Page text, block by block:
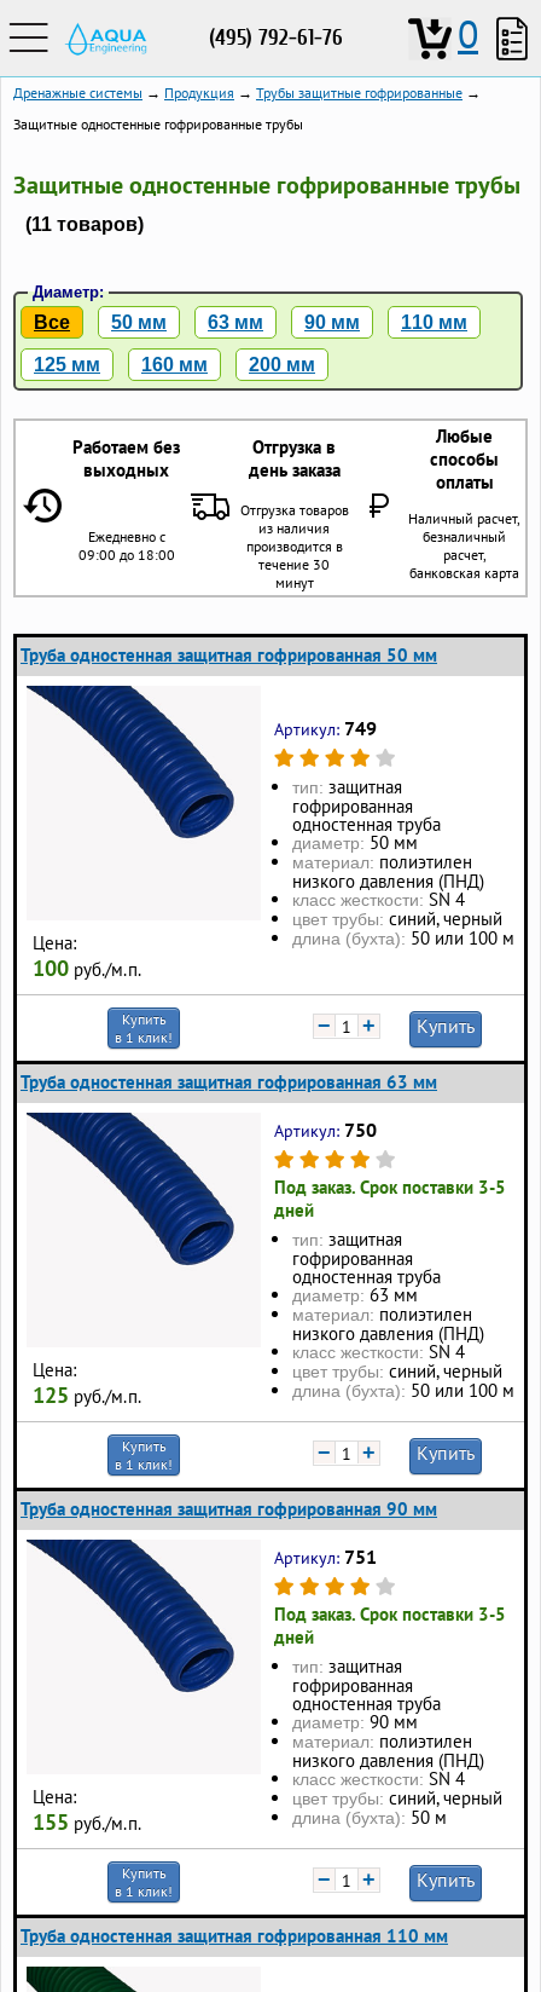
(495) 792-61-76 0
Дренажные системы → Продукция → Трубы защитные гофрированные →
Защитные одностенные гофрированные трубы
Защитные одностенные гофрированные трубы
(11 товаров)
Диаметр:
Все 50 мм 63 мм 90 мм 110 мм
125 мм 160 мм 200 мм
Работаем без
выходных
Отгрузка в
день заказа
Любые
способы
оплаты
Ежедневно с
09:00 до 18:00
Отгрузка товаров
из наличия
производится в
течение 30
минут
Наличный расчет,
безналичный
расчет,
банковская карта
Труба одностенная защитная гофрированная 50 мм
Цена:
100 руб./м.п.
Артикул: 749
тип: защитная
гофрированная
одностенная труба
диаметр: 50 мм
материал: полиэтилен
низкого давления (ПНД)
класс жесткости: SN 4
цвет трубы: синий, черный
длина (бухта): 50 или 100 м
Купить
в 1 клик!
− + Купить
Труба одностенная защитная гофрированная 63 мм
Цена:
125 руб./м.п.
Артикул: 750
Под заказ. Срок поставки 3-5
дней
тип: защитная
гофрированная
одностенная труба
диаметр: 63 мм
материал: полиэтилен
низкого давления (ПНД)
класс жесткости: SN 4
цвет трубы: синий, черный
длина (бухта): 50 или 100 м
Купить
в 1 клик!
− + Купить
Труба одностенная защитная гофрированная 90 мм
Цена:
155 руб./м.п.
Артикул: 751
Под заказ. Срок поставки 3-5
дней
тип: защитная
гофрированная
одностенная труба
диаметр: 90 мм
материал: полиэтилен
низкого давления (ПНД)
класс жесткости: SN 4
цвет трубы: синий, черный
длина (бухта): 50 м
Купить
в 1 клик!
− + Купить
Труба одностенная защитная гофрированная 110 мм